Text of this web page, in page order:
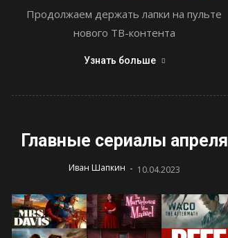
Продолжаем держать лапки на пульте
нового ТВ-контента
Узнать больше
Главные сериалы апреля
Иван Шапкин - 10.04.2023